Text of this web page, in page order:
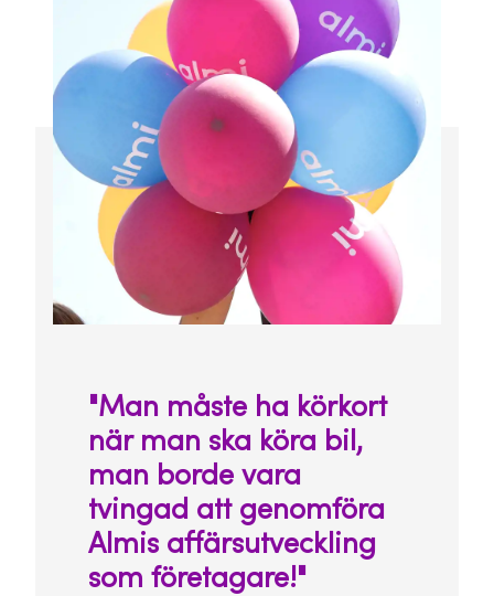
"Man måste ha körkort
när man ska köra bil,
man borde vara
tvingad att genomföra
Almis affärsutveckling
som företagare!"